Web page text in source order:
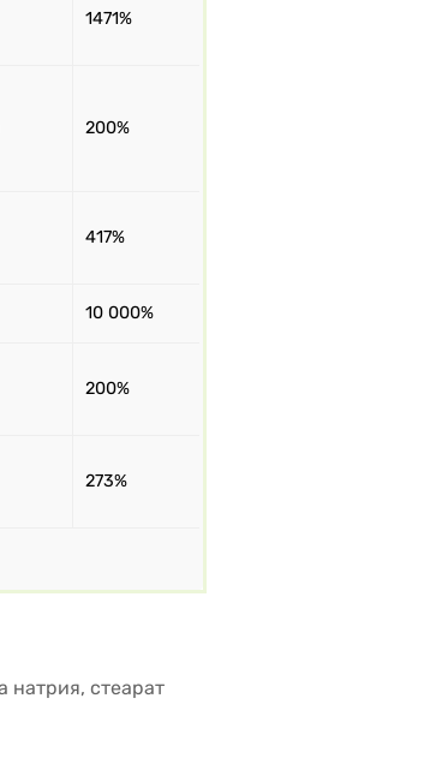
1471%
200%
417%
10 000%
200%
273%
натрия, стеарат